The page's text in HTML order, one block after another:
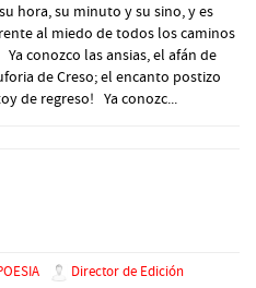
hora, su minuto y su sino, y es
al miedo de todos los caminos
conozco las ansias, el afán de
de Creso; el encanto postizo
de regreso! Ya conozc...
Director de Edición